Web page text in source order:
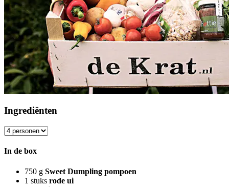
Ingrediënten
In de box
750 g Sweet Dumpling pompoen
1 stuks rode ui